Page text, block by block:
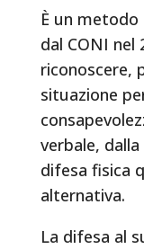
È un
dal CONI nel
riconoscere,
situazione
verbale,
difesa fisica
alternativa.
La difesa al